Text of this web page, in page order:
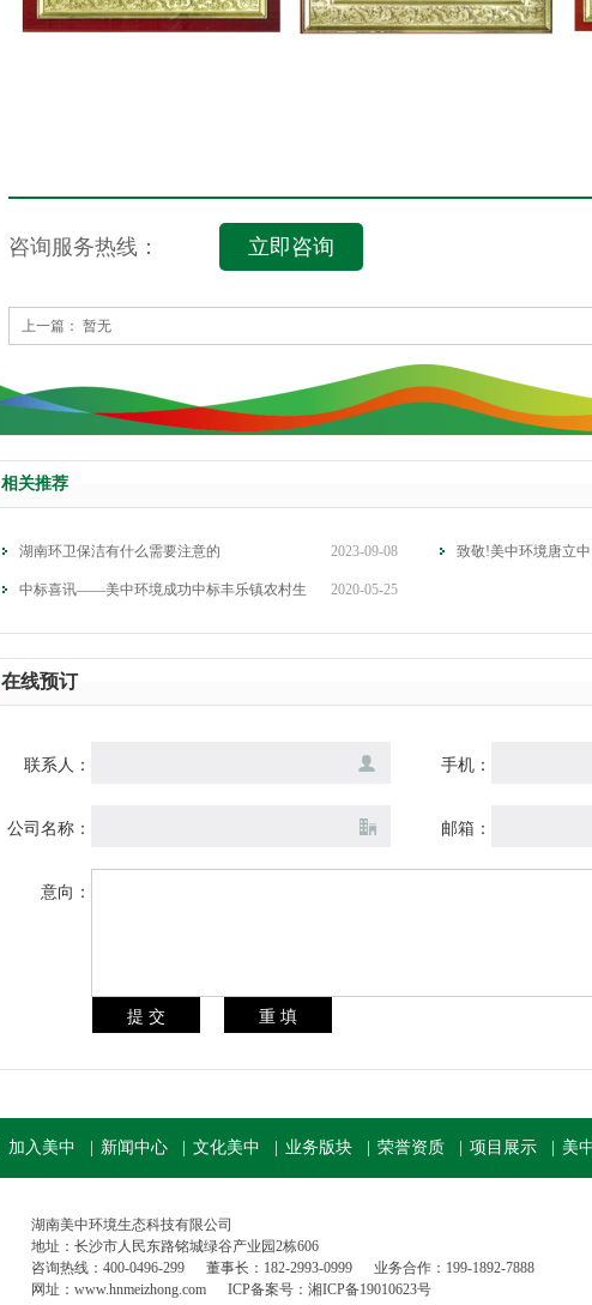
咨询服务热线： 立即咨询
上一篇： 暂无
相关推荐
2023-09-08
湖南环卫保洁有什么需要注意的 致敬!美中环境唐立
2020-05-25
中标喜讯——美中环境成功中标丰乐镇农村生
在线预订
联系人： 手机：
公司名称： 邮箱：
意向：
加入美中 新闻中心 文化美中 业务版块 荣誉资质 项目展示 美
湖南美中环境生态科技有限公司
地址：长沙市人民东路铭城绿谷产业园2栋606
咨询热线：400-0496-299 董事长：182-2993-0999 业务合作：199-1892-7888
网址：www.hnmeizhong.com ICP备案号：湘ICP备19010623号